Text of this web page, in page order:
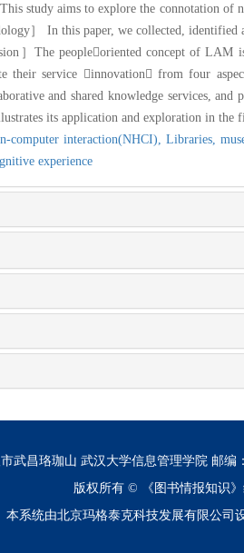
This study aims to explore the connotation
］ In this paper, we collected,
］The peopleoriented concept of LAM
their service innovation from four
and shared knowledge services,
its application and exploration in the
computer interaction(NHCI), Libraries,
experience
武昌珞珈山 武汉大学信息管理学院 邮编
版权所有 ©
《图书情报知识
本系统由北京玛格泰克科技发展有限公司